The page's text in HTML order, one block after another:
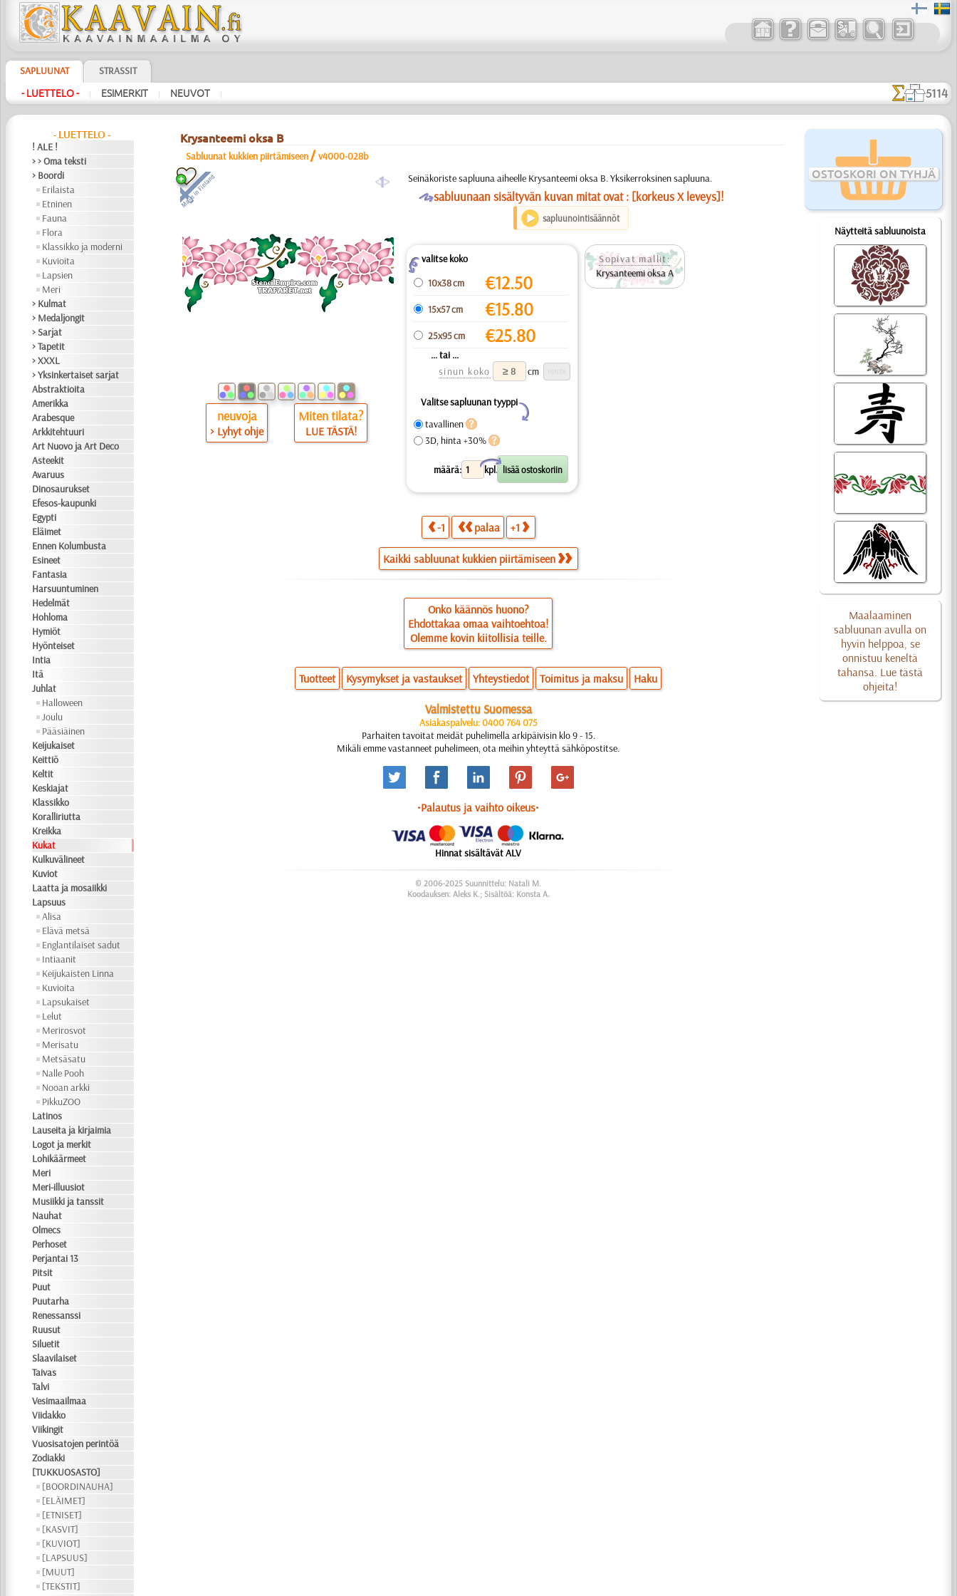
SAPLUUNAT STRASSIT
- LUETTELO - | ESIMERKIT | NEUVOT | 5114
- LUETTELO -
! ALE !
> > Oma teksti
> Boordi
Erilaista
Etninen
Fauna
Flora
Klassikko ja moderni
Kuvioita
Lapsien
Meri
> Kulmat
> Medaljongit
> Sarjat
> Tapetit
> XXXL
> Yksinkertaiset sarjat
Abstraktioita
Amerikka
Arabesque
Arkkitehtuuri
Art Nuovo ja Art Deco
Asteekit
Avaruus
Dinosaurukset
Efesos-kaupunki
Egypti
Eläimet
Ennen Kolumbusta
Esineet
Fantasia
Harsuuntuminen
Hedelmät
Hohloma
Hymiöt
Hyönteiset
Intia
Itä
Juhlat
Halloween
Joulu
Pääsiäinen
Keijukaiset
Keittiö
Keltit
Keskiajat
Klassikko
Koralliriutta
Kreikka
Kukat
Kulkuvälineet
Kuviot
Laatta ja mosaiikki
Lapsuus
Alisa
Elävä metsä
Englantilaiset sadut
Intiaanit
Keijukaisten Linna
Kuvioita
Lapsukaiset
Lelut
Merirosvot
Merisatu
Metsäsatu
Nalle Pooh
Nooan arkki
PikkuZOO
Latinos
Lauseita ja kirjaimia
Logot ja merkit
Lohikäärmeet
Meri
Meri-illuusiot
Musiikki ja tanssit
Nauhat
Olmecs
Perhoset
Perjantai 13
Pitsit
Puut
Puutarha
Renessanssi
Ruusut
Siluetit
Slaavilaiset
Taivas
Talvi
Vesimaailmaa
Viidakko
Viikingit
Vuosisatojen perintöä
Zodiakki
[TUKKUOSASTO]
[BOORDINAUHA]
[ELÄIMET]
[ETNISET]
[KASVIT]
[KUVIOT]
[LAPSUUS]
[MUUT]
[TEKSTIT]
OSTOSKORI ON TYHJÄ
Näytteitä sabluunoista
Maalaaminen
sabluunan avulla on
hyvin helppoa, se
onnistuu keneltä
tahansa. Lue tästä
ohjeita!
Krysanteemi oksa B
Sabluunat kukkien piirtämiseen /v4000-028b
a
neuvoja
> Lyhyt ohje
Miten tilata?
LUE TÄSTÄ!
Seinäkoriste sapluuna aiheelle Krysanteemi oksa B. Yksikerroksinen sapluuna.
Osabluunaan sisältyvän kuvan mitat ovat : [korkeus X leveys]!
sapluunointisäännöt
Zvalitse koko
10x38 cm
€12.50
15x57 cm €15.80
25x95 cm €25.80
... tai ...
sinun koko
cm
Valitse sapluunan tyyppi
Y
tavallinen
3D, hinta +30%
määrä: kpl.
X
Sopivat mallit:
Krysanteemi oksa A
-1 palaa +1
Kaikki sabluunat kukkien piirtämiseen
Onko käännös huono?
Ehdottakaa omaa vaihtoehtoa!
Olemme kovin kiitollisia teille.
Tuotteet Kysymykset ja vastaukset Yhteystiedot Toimitus ja maksu Haku
Valmistettu Suomessa
Asiakaspalvelu: 0400 764 075
Parhaiten tavoitat meidät puhelimella arkipäivisin klo 9 - 15.
Mikäli emme vastanneet puhelimeen, ota meihin yhteyttä sähköpostitse.
•Palautus ja vaihto oikeus•
Hinnat sisältävät ALV
© 2006-2025 Suunnittelu: Natali M.
Koodauksen: Aleks K.; Sisältöä: Konsta A.